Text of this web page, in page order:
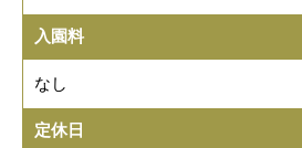
入園料
なし
定休日